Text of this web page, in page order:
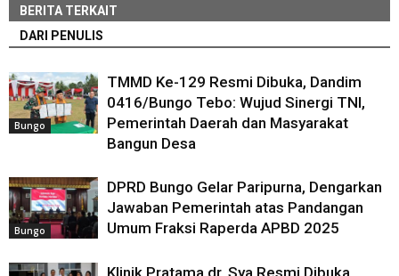
BERITA TERKAIT
DARI PENULIS
Bungo
TMMD Ke-129 Resmi Dibuka, Dandim
0416/Bungo Tebo: Wujud Sinergi TNI,
Pemerintah Daerah dan Masyarakat
Bangun Desa
Bungo
DPRD Bungo Gelar Paripurna, Dengarkan
Jawaban Pemerintah atas Pandangan
Umum Fraksi Raperda APBD 2025